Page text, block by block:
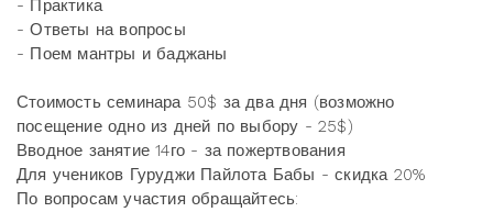
- Практика
- Ответы на вопросы
- Поем мантры и баджаны
Стоимость семинара 50$ за два дня (возможно
посещение одно из дней по выбору - 25$)
Вводное занятие 14го - за пожертвования
Для учеников Гуруджи Пайлота Бабы - скидка 20%
По вопросам участия обращайтесь: